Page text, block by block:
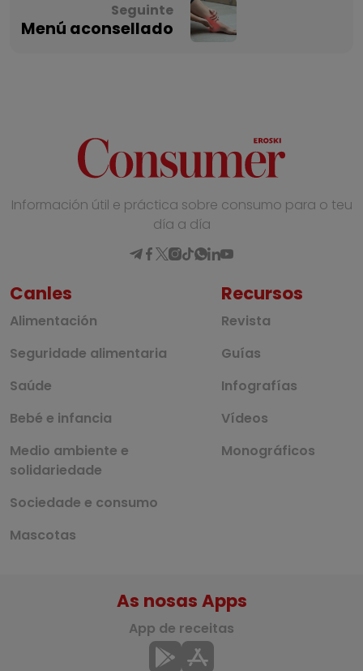
Seguinte
Menú aconsellado
Información útil e práctica sobre consumo para o teu
día a día
Canles
Alimentación
Seguridade alimentaria
Saúde
Bebé e infancia
Medio ambiente e
solidariedade
Sociedade e consumo
Mascotas
Recursos
Revista
Guías
Infografías
Vídeos
Monográficos
As nosas Apps
App de receitas